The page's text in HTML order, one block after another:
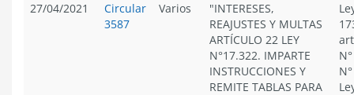
27/04/2021
Circular
3587
Varios
"INTERESES,
REAJUSTES Y MULTAS
ARTÍCULO 22 LEY
N°17.322. IMPARTE
INSTRUCCIONES Y
REMITE TABLAS PARA